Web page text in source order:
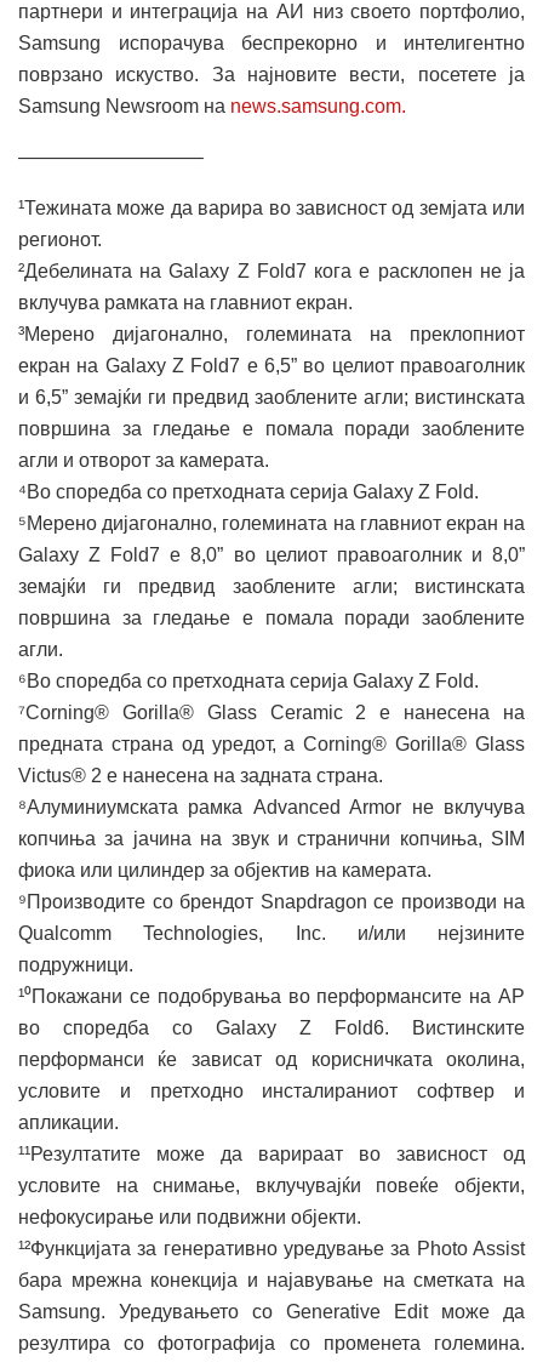
партнери и интеграција на АИ низ своето портфолио,
Samsung испорачува беспрекорно и интелигентно
поврзано искуство. За најновите вести, посетете ја
Samsung Newsroom на news.samsung.com.
—————————–
¹Тежината може да варира во зависност од земјата или
регионот.
²Дебелината на Galaxy Z Fold7 кога е расклопен не ја
вклучува рамката на главниот екран.
³Мерено дијагонално, големината на преклопниот
екран на Galaxy Z Fold7 е 6,5” во целиот правоаголник
и 6,5” земајќи ги предвид заоблените агли; вистинската
површина за гледање е помала поради заоблените
агли и отворот за камерата.
⁴Во споредба со претходната серија Galaxy Z Fold.
⁵Мерено дијагонално, големината на главниот екран на
Galaxy Z Fold7 е 8,0” во целиот правоаголник и 8,0”
земајќи ги предвид заоблените агли; вистинската
површина за гледање е помала поради заоблените
агли.
⁶Во споредба со претходната серија Galaxy Z Fold.
⁷Corning® Gorilla® Glass Ceramic 2 е нанесена на
предната страна од уредот, а Corning® Gorilla® Glass
Victus® 2 е нанесена на задната страна.
⁸Алуминиумската рамка Advanced Armor не вклучува
копчиња за јачина на звук и странични копчиња, SIM
фиока или цилиндер за објектив на камерата.
⁹Производите со брендот Snapdragon се производи на
Qualcomm Technologies, Inc. и/или нејзините
подружници.
¹⁰Покажани се подобрувања во перформансите на AP
во споредба со Galaxy Z Fold6. Вистинските
перформанси ќе зависат од корисничката околина,
условите и претходно инсталираниот софтвер и
апликации.
¹¹Резултатите може да варираат во зависност од
условите на снимање, вклучувајќи повеќе објекти,
нефокусирање или подвижни објекти.
¹²Функцијата за генеративно уредување за Photo Assist
бара мрежна конекција и најавување на сметката на
Samsung. Уредувањето со Generative Edit може да
резултира со фотографија со променета големина.